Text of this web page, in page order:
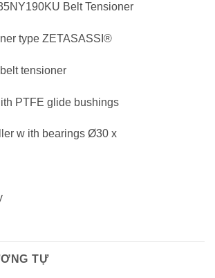
Belt Tensioner
type ZETASASSI®
tensioner
PTFE glide bushings
w ith bearings Ø30 x
TỰ